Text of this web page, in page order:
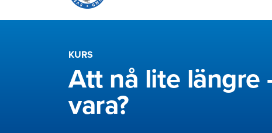
KURS
Att nå lite längre
vara?